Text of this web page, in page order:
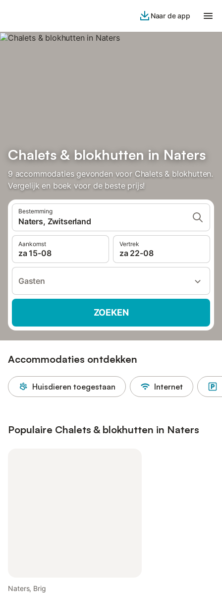
Naar de app
Chalets & blokhutten in Naters
9 accommodaties gevonden voor Chalets & blokhutten.
Vergelijk en boek voor de beste prijs!
Bestemming
Naters, Zwitserland
Aankomst
za 15-08
Vertrek
za 22-08
Gasten
ZOEKEN
Accommodaties ontdekken
Huisdieren toegestaan Internet
Populaire Chalets & blokhutten in Naters
Naters, Brig